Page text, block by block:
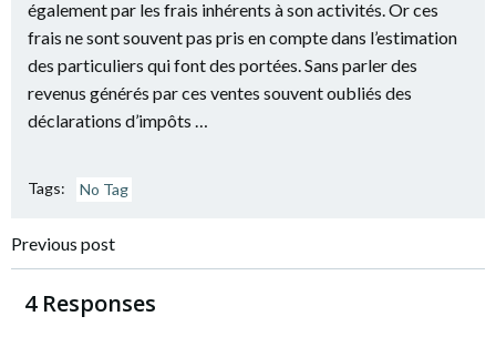
également par les frais inhérents à son activités. Or ces
frais ne sont souvent pas pris en compte dans l’estimation
des particuliers qui font des portées. Sans parler des
revenus générés par ces ventes souvent oubliés des
déclarations d’impôts …
Tags: No Tag
Navigation
de
Previous post
4 Responses